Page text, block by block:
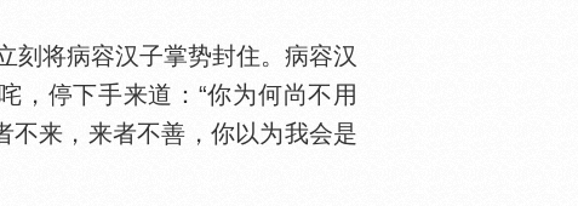
将病容汉子掌势封住。病容汉
，停下手来道：“你为何尚不用
不来，来者不善，你以为我会是